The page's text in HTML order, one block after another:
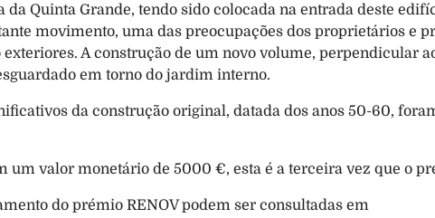
da Quinta Grande, tendo sido colocada na entrada deste
movimento, uma das preocupações dos proprietários e
A construção de um novo volume, perpendicular
em torno do jardim interno.
da construção original, datada dos anos 50-60,
um valor monetário de 5000 €, esta é a terceira vez que o
do prémio RENOV podem ser consultadas em